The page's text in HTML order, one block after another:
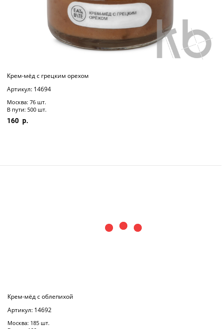
Крем-мёд с грецким орехом
Артикул: 14694
Москва: 76 шт.
В пути: 500 шт.
160
Крем-мёд с облепихой
Артикул: 14692
Москва: 185 шт.